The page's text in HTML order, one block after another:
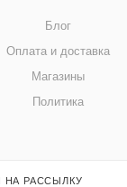
Блог
Оплата и доставка
Магазины
Политика
НА РАССЫЛКУ